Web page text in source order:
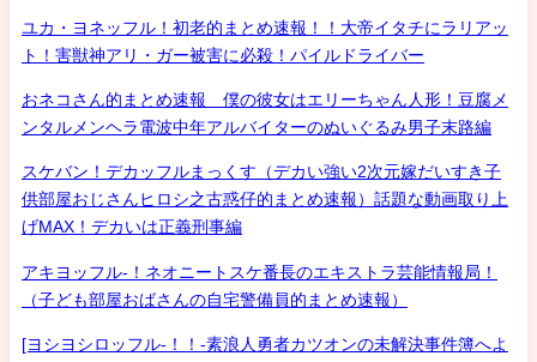
ユカ・ヨネッフル！初老的まとめ速報！！大帝イタチにラリアッ
ト！害獣神アリ・ガー被害に必殺！パイルドライバー
おネコさん的まとめ速報 僕の彼女はエリーちゃん人形！豆腐メ
ンタルメンヘラ電波中年アルバイターのぬいぐるみ男子末路編
スケバン！デカッフルまっくす（デカい強い2次元嫁だいすき子
供部屋おじさんヒロシ之古惑仔的まとめ速報）話題な動画取り上
げMAX！デカいは正義刑事編
アキヨッフル-！ネオニートスケ番長のエキストラ芸能情報局！
（子ども部屋おばさんの自宅警備員的まとめ速報）
[ヨシヨシロッフル-！！-素浪人勇者カツオンの未解決事件簿へよ